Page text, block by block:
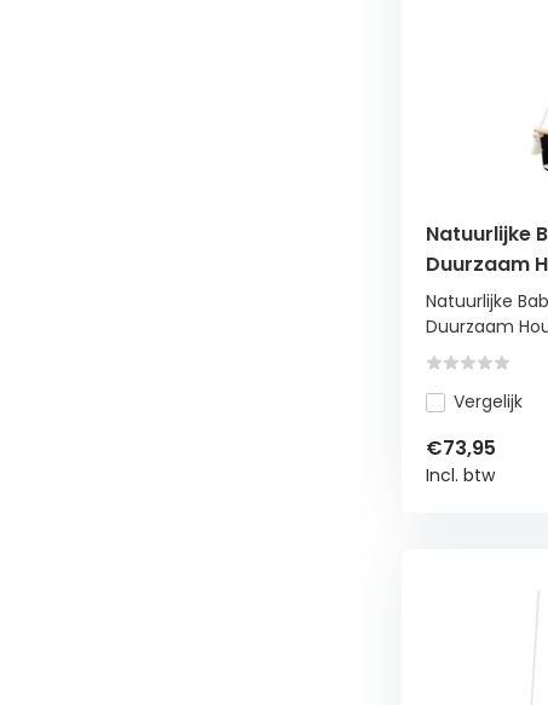
Natuurlijke
Duurzaam
Katoen -
Natuurlijke
Duurzaam
Vergelijk
€73,95
Incl. btw